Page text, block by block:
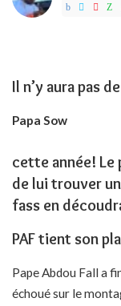
BY
Il n’y aura pas
Papa Sow
cette année! Le
de lui trouver
fass en
PAF tient son
Pape Abdou Fall a
échoué sur le